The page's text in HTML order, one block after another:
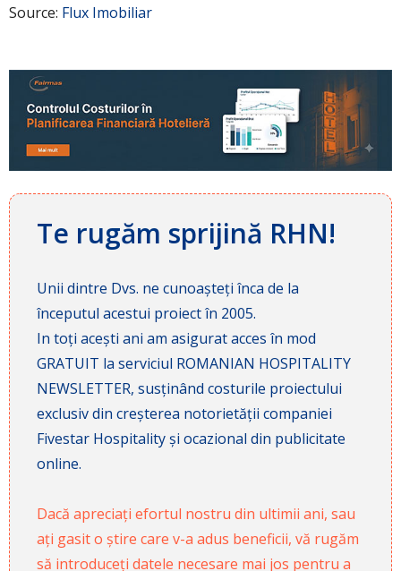
Source: Flux Imobiliar
Te rugăm sprijină RHN!
Unii dintre Dvs. ne cunoașteți înca de la
începutul acestui proiect în 2005.
In toți acești ani am asigurat acces în mod
GRATUIT la serviciul ROMANIAN HOSPITALITY
NEWSLETTER, susținând costurile proiectului
exclusiv din creșterea notorietății companiei
Fivestar Hospitality și ocazional din publicitate
online.
Dacă apreciați efortul nostru din ultimii ani, sau
ați gasit o știre care v-a adus beneficii, vă rugăm
să introduceți datele necesare mai jos pentru a